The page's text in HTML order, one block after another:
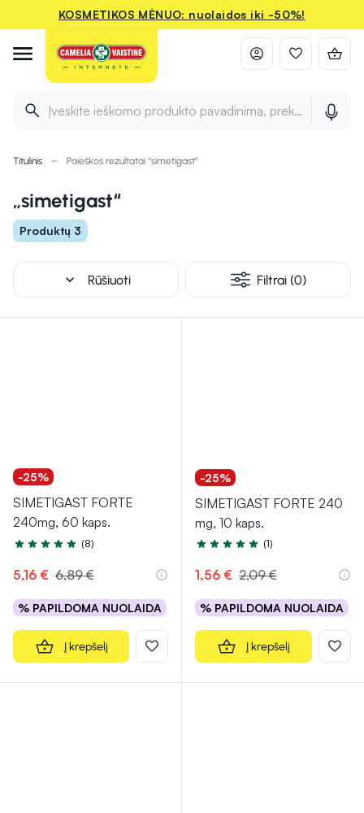
KOSMETIKOS MĖNUO: nuolaidos iki -50%!
Įveskite ieškomo produkto pavadinimą, prekės ženklą ir
Titulinis Paieškos rezultatai “simetigast”
„simetigast“
Produktų 3
expand_more Rūšiuoti Filtrai (0)
-25%
SIMETIGAST FORTE
240mg, 60 kaps.
Įvertinimas 5.0 iš 5
(8)
5,16 € 6,89 €
% PAPILDOMA NUOLAIDA
Į krepšelį
-25%
SIMETIGAST FORTE 240
mg, 10 kaps.
Įvertinimas 5.0 iš 5
(1)
1,56 € 2,09 €
% PAPILDOMA NUOLAIDA
Į krepšelį